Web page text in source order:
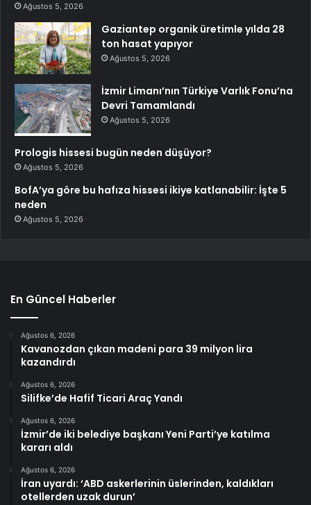
Ağustos 5, 2026
Gaziantep organik üretimle yılda 28
ton hasat yapıyor
Ağustos 5, 2026
İzmir Limanı’nın Türkiye Varlık Fonu’na
Devri Tamamlandı
Ağustos 5, 2026
Prologis hissesi bugün neden düşüyor?
Ağustos 5, 2026
BofA’ya göre bu hafıza hissesi ikiye katlanabilir: İşte 5
neden
Ağustos 5, 2026
En Güncel Haberler
Ağustos 6, 2026
Kavanozdan çıkan madeni para 39 milyon lira
kazandırdı
Ağustos 6, 2026
Silifke’de Hafif Ticari Araç Yandı
Ağustos 6, 2026
İzmir’de iki belediye başkanı Yeni Parti’ye katılma
kararı aldı
Ağustos 6, 2026
İran uyardı: ‘ABD askerlerinin üslerinden, kaldıkları
otellerden uzak durun’